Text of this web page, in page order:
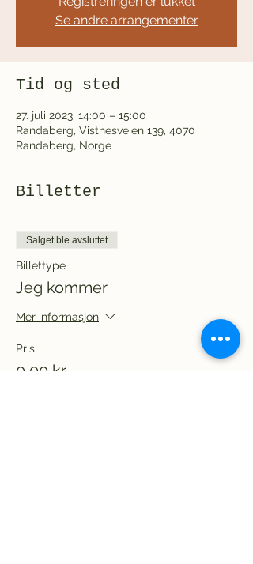
Se andre arrangementer
Tid og sted
27. juli 2023, 14:00 – 15:00
Randaberg, Vistnesveien 139, 4070
Randaberg, Norge
Billetter
Salget ble avsluttet
Billettype
Jeg kommer
Mer informasjon
Pris
0,00 kr